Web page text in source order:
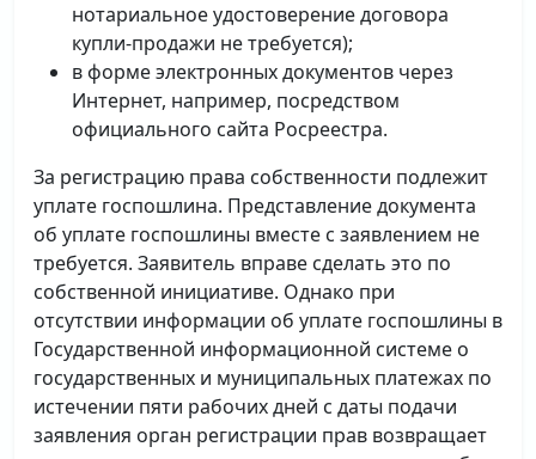
нотариальное удостоверение договора
купли-продажи не требуется);
в форме электронных документов через
Интернет, например, посредством
официального сайта Росреестра.
За регистрацию права собственности подлежит
уплате госпошлина. Представление документа
об уплате госпошлины вместе с заявлением не
требуется. Заявитель вправе сделать это по
собственной инициативе. Однако при
отсутствии информации об уплате госпошлины в
Государственной информационной системе о
государственных и муниципальных платежах по
истечении пяти рабочих дней с даты подачи
заявления орган регистрации прав возвращает